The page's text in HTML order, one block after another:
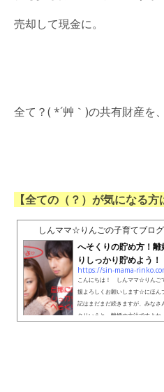
売却して現金に。
全て？( *´艸｀)の共有財産を
【全ての（？）が気になる方
しんママ☆りんごの子育てブログ
へそくりの貯め方！
りしっかり貯めよう！
https://sin-mama-
こんにちは！ しんママ☆りんご
援よろしくお願いします☆にほん
記はまだまだ続きますが、みなさ
クリいうと、離婚の方法ですよ